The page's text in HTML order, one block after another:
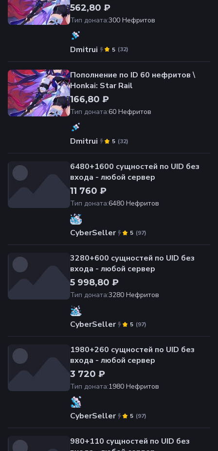
562,80 ₽
Тип доната:300 Нефритов
Dmitrui (32)
5
Пополнение по ID 60 нефритов \
Honkai: Star Rail
166,80 ₽
Тип доната:60 Нефритов
Dmitrui (32)
5
6480+1600 сущностей по UID без
входа - любой сервер
11 760 ₽
Тип доната:6480 Нефритов
CyberSeller (97)
5
3280+600 сущностей по UID без
входа - любой сервер
5 998,80 ₽
Тип доната:3280 Нефритов
CyberSeller (97)
5
1980+260 сущностей по UID без
входа - любой сервер
3 720 ₽
Тип доната:1980 Нефритов
CyberSeller (97)
5
980+110 сущностей по UID без